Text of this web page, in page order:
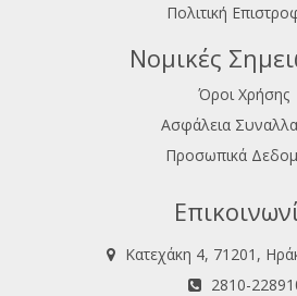
Πολιτική
Νομικές
Όροι Χρήσης
Ασφάλεια
Προσωπικά
Κατεχάκη 4, 71201,
2810-